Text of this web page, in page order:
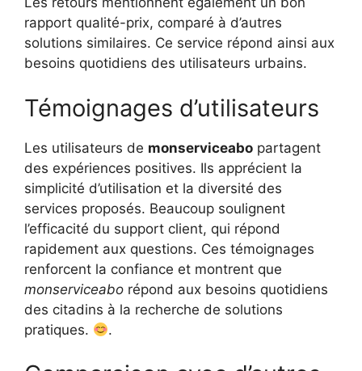
rapport qualité-prix, comparé à d’autres
solutions similaires. Ce service répond ainsi aux
besoins quotidiens des utilisateurs urbains.
Témoignages d’utilisateurs
Les utilisateurs de monserviceabo partagent
des expériences positives. Ils apprécient la
simplicité d’utilisation et la diversité des
services proposés. Beaucoup soulignent
l’efficacité du support client, qui répond
rapidement aux questions. Ces témoignages
renforcent la confiance et montrent que
monserviceabo répond aux besoins quotidiens
des citadins à la recherche de solutions
pratiques.
.